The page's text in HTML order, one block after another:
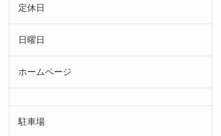
定休日
日曜日
ホームページ
駐車場